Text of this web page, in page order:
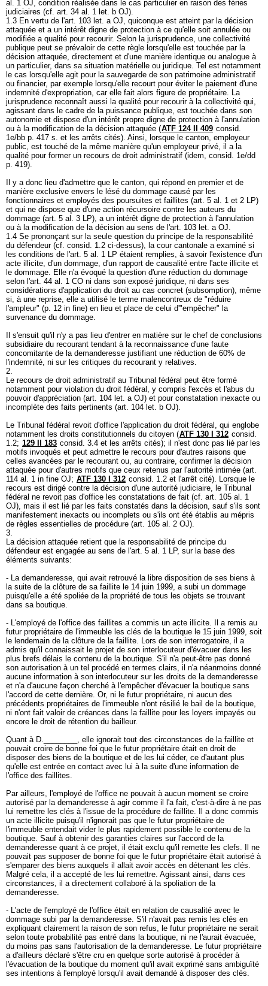
al. 1 OJ, condition réalisée dans le cas particulier en raison des féries
judiciaires (cf. art. 34 al. 1 let. b OJ).
1.3 En vertu de l'art. 103 let. a OJ, quiconque est atteint par la décision
attaquée et a un intérêt digne de protection à ce qu'elle soit annulée ou
modifiée a qualité pour recourir. Selon la jurisprudence, une collectivité
publique peut se prévaloir de cette règle lorsqu'elle est touchée par la
décision attaquée, directement et d'une manière identique ou analogue à
un particulier, dans sa situation matérielle ou juridique. Tel est notamment
le cas lorsqu'elle agit pour la sauvegarde de son patrimoine administratif
ou financier, par exemple lorsqu'elle recourt pour éviter le paiement d'une
indemnité d'expropriation, car elle fait alors figure de propriétaire. La
jurisprudence reconnaît aussi la qualité pour recourir à la collectivité qui,
agissant dans le cadre de la puissance publique, est touchée dans son
autonomie et dispose d'un intérêt propre digne de protection à l'annulation
ou à la modification de la décision attaquée (ATF 124 II 409 consid.
1e/bb p. 417 s. et les arrêts cités). Ainsi, lorsque le canton, employeur
public, est touché de la même manière qu'un employeur privé, il a la
qualité pour former un recours de droit administratif (idem, consid. 1e/dd
p. 419).
Il y a donc lieu d'admettre que le canton, qui répond en premier et de
manière exclusive envers le lésé du dommage causé par les
fonctionnaires et employés des poursuites et faillites (art. 5 al. 1 et 2 LP)
et qui ne dispose que d'une action récursoire contre les auteurs du
dommage (art. 5 al. 3 LP), a un intérêt digne de protection à l'annulation
ou à la modification de la décision au sens de l'art. 103 let. a OJ.
1.4 Se prononçant sur la seule question du principe de la responsabilité
du défendeur (cf. consid. 1.2 ci-dessus), la cour cantonale a examiné si
les conditions de l'art. 5 al. 1 LP étaient remplies, à savoir l'existence d'un
acte illicite, d'un dommage, d'un rapport de causalité entre l'acte illicite et
le dommage. Elle n'a évoqué la question d'une réduction du dommage
selon l'art. 44 al. 1 CO ni dans son exposé juridique, ni dans ses
considérations d'application du droit au cas concret (subsomption), même
si, à une reprise, elle a utilisé le terme malencontreux de "réduire
l'ampleur" (p. 12 in fine) en lieu et place de celui d'"empêcher" la
survenance du dommage.
Il s'ensuit qu'il n'y a pas lieu d'entrer en matière sur le chef de conclusions
subsidiaire du recourant tendant à la reconnaissance d'une faute
concomitante de la demanderesse justifiant une réduction de 60% de
l'indemnité, ni sur les critiques du recourant y relatives.
2.
Le recours de droit administratif au Tribunal fédéral peut être formé
notamment pour violation du droit fédéral, y compris l'excès et l'abus du
pouvoir d'appréciation (art. 104 let. a OJ) et pour constatation inexacte ou
incomplète des faits pertinents (art. 104 let. b OJ).
Le Tribunal fédéral revoit d'office l'application du droit fédéral, qui englobe
notamment les droits constitutionnels du citoyen (ATF 130 I 312 consid.
1.2; 129 II 183 consid. 3.4 et les arrêts cités); il n'est donc pas lié par les
motifs invoqués et peut admettre le recours pour d'autres raisons que
celles avancées par le recourant ou, au contraire, confirmer la décision
attaquée pour d'autres motifs que ceux retenus par l'autorité intimée (art.
114 al. 1 in fine OJ; ATF 130 I 312 consid. 1.2 et l'arrêt cité). Lorsque le
recours est dirigé contre la décision d'une autorité judiciaire, le Tribunal
fédéral ne revoit pas d'office les constatations de fait (cf. art. 105 al. 1
OJ), mais il est lié par les faits constatés dans la décision, sauf s'ils sont
manifestement inexacts ou incomplets ou s'ils ont été établis au mépris
de règles essentielles de procédure (art. 105 al. 2 OJ).
3.
La décision attaquée retient que la responsabilité de principe du
défendeur est engagée au sens de l'art. 5 al. 1 LP, sur la base des
éléments suivants:
- La demanderesse, qui avait retrouvé la libre disposition de ses biens à
la suite de la clôture de sa faillite le 14 juin 1999, a subi un dommage
puisqu'elle a été spoliée de la propriété de tous les objets se trouvant
dans sa boutique.
- L'employé de l'office des faillites a commis un acte illicite. Il a remis au
futur propriétaire de l'immeuble les clés de la boutique le 15 juin 1999, soit
le lendemain de la clôture de la faillite. Lors de son interrogatoire, il a
admis qu'il connaissait le projet de son interlocuteur d'évacuer dans les
plus brefs délais le contenu de la boutique. S'il n'a peut-être pas donné
son autorisation à un tel procédé en termes clairs, il n'a néanmoins donné
aucune information à son interlocuteur sur les droits de la demanderesse
et n'a d'aucune façon cherché à l'empêcher d'évacuer la boutique sans
l'accord de cette dernière. Or, ni le futur propriétaire, ni aucun des
précédents propriétaires de l'immeuble n'ont résilié le bail de la boutique,
ni n'ont fait valoir de créances dans la faillite pour les loyers impayés ou
encore le droit de rétention du bailleur.
Quant à D.________, elle ignorait tout des circonstances de la faillite et
pouvait croire de bonne foi que le futur propriétaire était en droit de
disposer des biens de la boutique et de les lui céder, ce d'autant plus
qu'elle est entrée en contact avec lui à la suite d'une information de
l'office des faillites.
Par ailleurs, l'employé de l'office ne pouvait à aucun moment se croire
autorisé par la demanderesse à agir comme il l'a fait, c'est-à-dire à ne pas
lui remettre les clés à l'issue de la procédure de faillite. Il a donc commis
un acte illicite puisqu'il n'ignorait pas que le futur propriétaire de
l'immeuble entendait vider le plus rapidement possible le contenu de la
boutique. Sauf à obtenir des garanties claires sur l'accord de la
demanderesse quant à ce projet, il était exclu qu'il remette les clefs. Il ne
pouvait pas supposer de bonne foi que le futur propriétaire était autorisé à
s'emparer des biens auxquels il allait avoir accès en détenant les clés.
Malgré cela, il a accepté de les lui remettre. Agissant ainsi, dans ces
circonstances, il a directement collaboré à la spoliation de la
demanderesse.
- L'acte de l'employé de l'office était en relation de causalité avec le
dommage subi par la demanderesse. S'il n'avait pas remis les clés en
expliquant clairement la raison de son refus, le futur propriétaire ne serait
selon toute probabilité pas entré dans la boutique, ni ne l'aurait évacuée,
du moins pas sans l'autorisation de la demanderesse. Le futur propriétaire
a d'ailleurs déclaré s'être cru en quelque sorte autorisé à procéder à
l'évacuation de la boutique du moment qu'il avait exprimé sans ambiguïté
ses intentions à l'employé lorsqu'il avait demandé à disposer des clés.